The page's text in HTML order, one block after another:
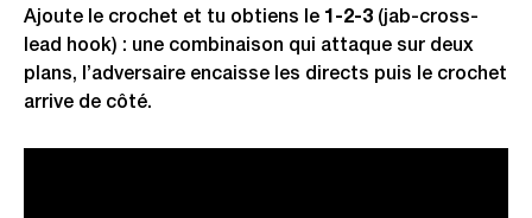
Ajoute le crochet et tu obtiens le 1-2-3 (jab-cross-
lead hook) : une combinaison qui attaque sur deux
plans, l’adversaire encaisse les directs puis le crochet
arrive de côté.